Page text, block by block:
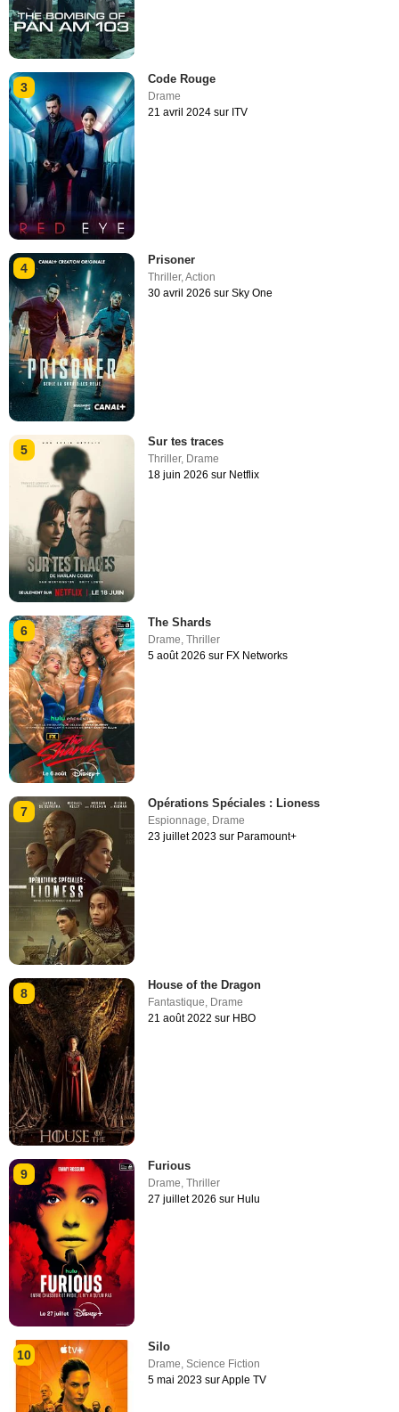
3
Code Rouge
Drame
21 avril 2024 sur ITV
4
Prisoner
Thriller,Action
30 avril 2026 sur Sky One
5
Sur tes traces
Thriller, Drame
18 juin 2026 sur Netflix
6
The Shards
Drame,Thriller
5 août 2026 sur FX Networks
7
Opérations Spéciales : Lioness
Espionnage, Drame
23 juillet 2023 sur Paramount+
8
House of the Dragon
Fantastique Drame
21 août 2022 sur HBO
9
Furious
Drame,Thriller
27 juillet 2026 sur Hulu
10
Silo
Drame,Science Fiction
5 mai 2023 sur Apple TV